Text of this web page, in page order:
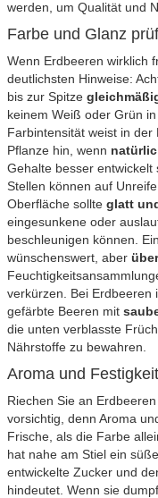
werden, um Qualität und
Farbe und Glanz
Wenn Erdbeeren wirklich
deutlichsten Hinweise:
bis zur Spitze
keinem Weiß oder Grün
Farbintensität weist in der
Pflanze hin, wenn
Gehalte besser
Stellen können auf
Oberfläche sollte glatt
eingesunkene oder
beschleunigen können.
wünschenswert, aber
verkürzen. Bei Erdbeeren
gefärbte Beeren mit
die unten verblasste
Nährstoffe zu bewahren.
Aroma und
Riechen Sie an
vorsichtig, denn Aroma
Frische, als die Farbe
hat nahe am Stiel ein
entwickelte Zucker und
hindeutet. Wenn sie